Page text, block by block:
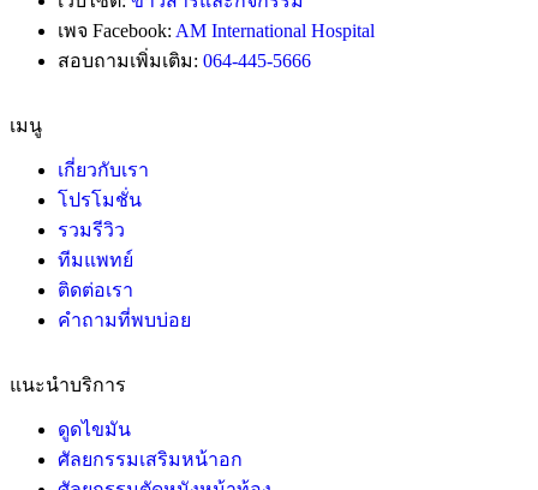
เพจ Facebook: AM International Hospital
สอบถามเพิ่มเติม: 064-445-5666
เมนู
เกี่ยวกับเรา
โปรโมชั่น
รวมรีวิว
ทีมแพทย์
ติดต่อเรา
คำถามที่พบบ่อย
แนะนำบริการ
ดูดไขมัน
ศัลยกรรมเสริมหน้าอก